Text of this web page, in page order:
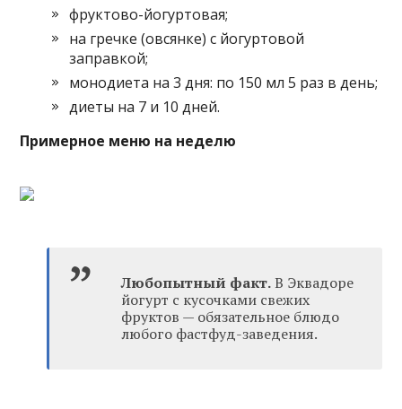
фруктово-йогуртовая;
на гречке (овсянке) с йогуртовой
заправкой;
монодиета на 3 дня: по 150 мл 5 раз в день;
диеты на 7 и 10 дней.
Примерное меню на неделю
Любопытный факт.В Эквадоре
йогурт с кусочками свежих
фруктов — обязательное блюдо
любого фастфуд-заведения.